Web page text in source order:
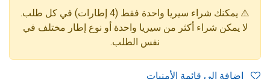
⚠️ يمكنك شراء سيريا واحدة فقط (4 إطارات) في كل طلب.
لا يمكن شراء أكثر من سيريا واحدة أو نوع إطار مختلف في
نفس الطلب.